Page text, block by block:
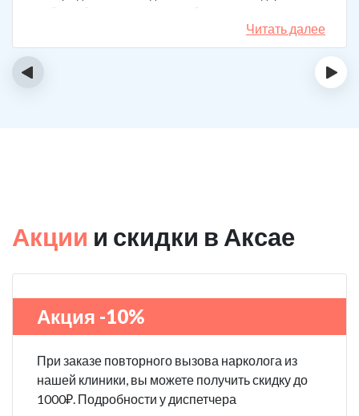
набор таблеток, а именно подбирают
индивидуальный комплекс под конкретный случай.
Несколько раз делал вызов, и назначения были под
Читать далее
‹ ›
Акции и скидки в Аксае
Акция -10%
При заказе повторного вызова нарколога из
нашей клиники, вы можете получить скидку до
1000₽. Подробности у диспетчера